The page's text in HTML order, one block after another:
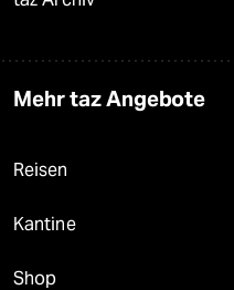
Mehr taz Angebote
Reisen
Kantine
Shop